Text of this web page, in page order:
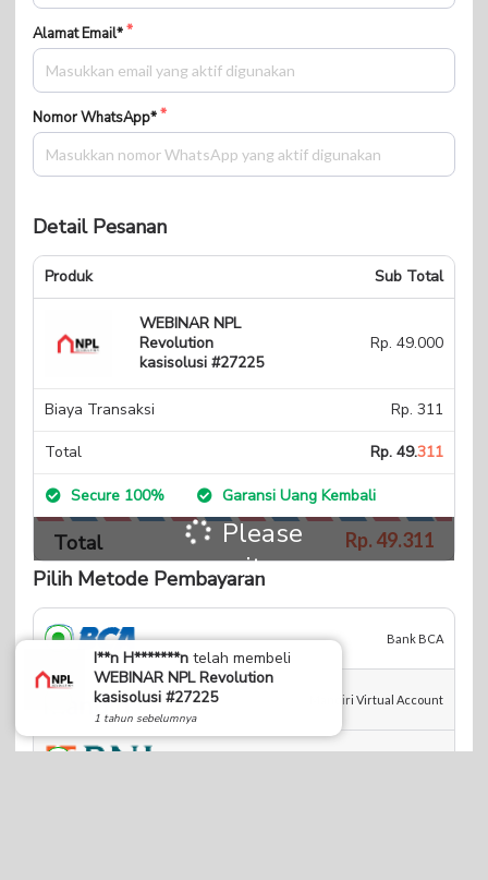
Alamat Email*
Nomor WhatsApp*
Detail Pesanan
Produk Sub Total
WEBINAR NPL
Revolution
kasisolusi #27225
Rp. 49.000
Biaya Transaksi Rp. 311
Total Rp. 49.311
Secure 100% Garansi Uang Kembali
Total Rp. 49.311
Please
wait...
Pilih Metode Pembayaran
Bank BCA
Mandiri Virtual Account
I**n H*******n telah membeli
WEBINAR NPL Revolution
kasisolusi #27225
1 tahun sebelumnya